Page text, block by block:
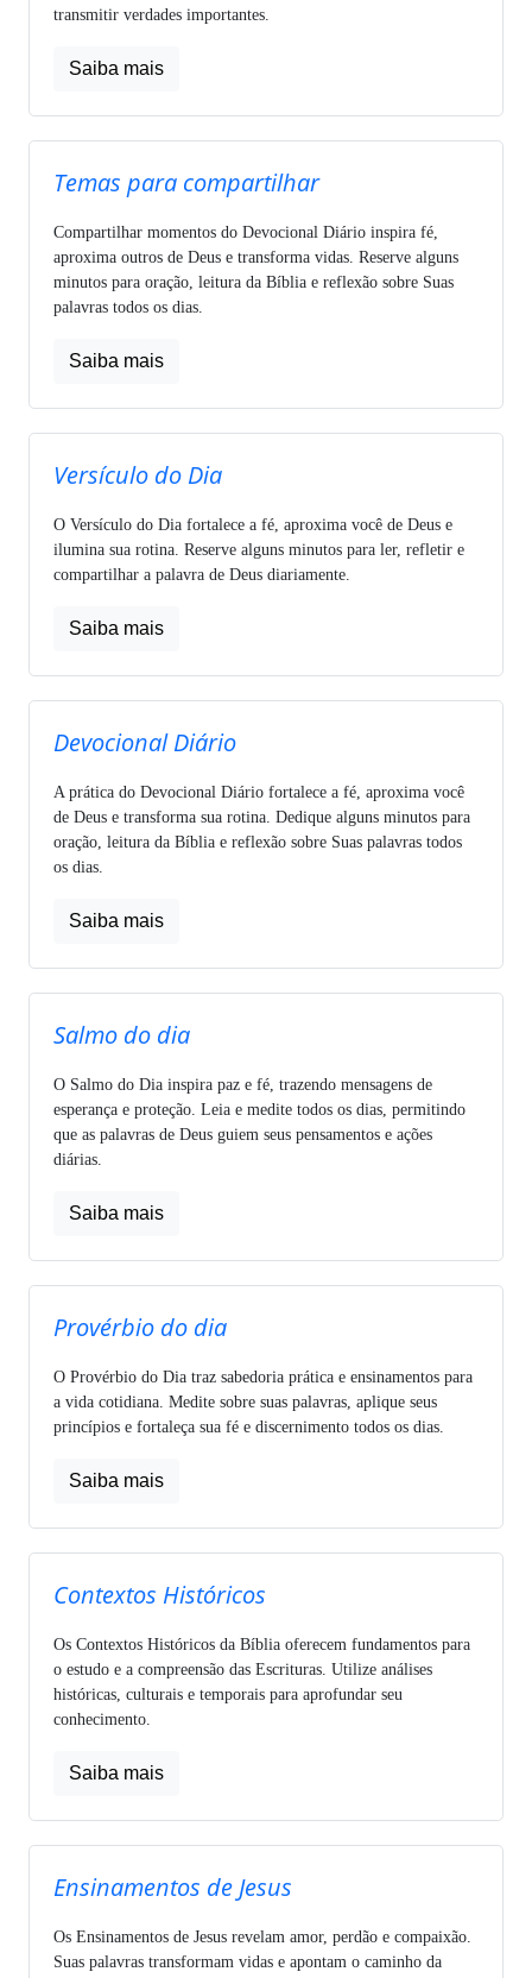
transmitir verdades importantes.
Saiba mais
Temas para compartilhar
Compartilhar momentos do Devocional Diário inspira fé,
aproxima outros de Deus e transforma vidas. Reserve alguns
minutos para oração, leitura da Bíblia e reflexão sobre Suas
palavras todos os dias.
Saiba mais
Versículo do Dia
O Versículo do Dia fortalece a fé, aproxima você de Deus e
ilumina sua rotina. Reserve alguns minutos para ler, refletir e
compartilhar a palavra de Deus diariamente.
Saiba mais
Devocional Diário
A prática do Devocional Diário fortalece a fé, aproxima você
de Deus e transforma sua rotina. Dedique alguns minutos para
oração, leitura da Bíblia e reflexão sobre Suas palavras todos
os dias.
Saiba mais
Salmo do dia
O Salmo do Dia inspira paz e fé, trazendo mensagens de
esperança e proteção. Leia e medite todos os dias, permitindo
que as palavras de Deus guiem seus pensamentos e ações
diárias.
Saiba mais
Provérbio do dia
O Provérbio do Dia traz sabedoria prática e ensinamentos para
a vida cotidiana. Medite sobre suas palavras, aplique seus
princípios e fortaleça sua fé e discernimento todos os dias.
Saiba mais
Contextos Históricos
Os Contextos Históricos da Bíblia oferecem fundamentos para
o estudo e a compreensão das Escrituras. Utilize análises
históricas, culturais e temporais para aprofundar seu
conhecimento.
Saiba mais
Ensinamentos de Jesus
Os Ensinamentos de Jesus revelam amor, perdão e compaixão.
Suas palavras transformam vidas e apontam o caminho da